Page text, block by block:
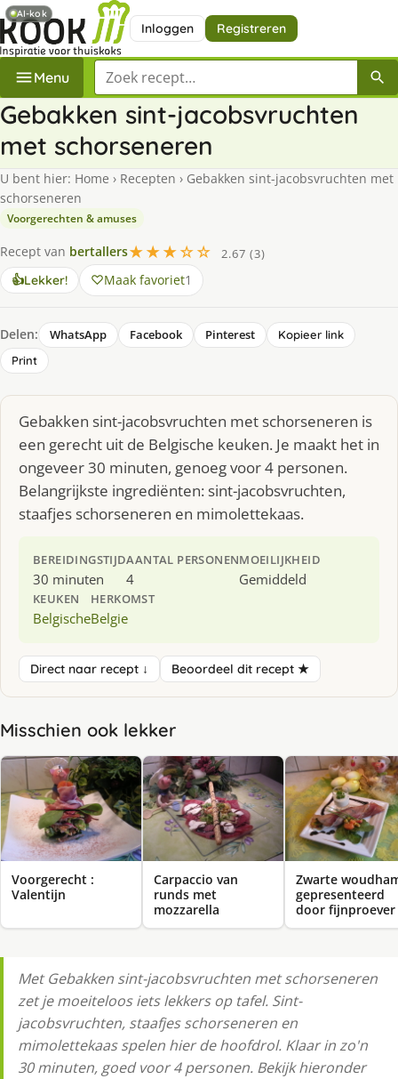
Inloggen Registreren
Menu Zoek een recept
Gebakken sint-jacobsvruchten
met schorseneren
U bent hier: Home › Recepten › Gebakken sint-jacobsvruchten met
schorseneren
Voorgerechten & amuses
Recept van bertallers★★★☆☆
2.67 (3)
👍Lekker! Maak favoriet1
Delen: WhatsApp Facebook Pinterest
Kopieer link
Print
Gebakken sint-jacobsvruchten met schorseneren is
een gerecht uit de Belgische keuken. Je maakt het in
ongeveer 30 minuten, genoeg voor 4 personen.
Belangrijkste ingrediënten: sint-jacobsvruchten,
staafjes schorseneren en mimolettekaas.
BEREIDINGSTIJD
30 minuten
AANTAL PERSONEN
4
MOEILIJKHEID
Gemiddeld
KEUKEN
Belgische
HERKOMST
Belgie
Direct naar recept ↓ Beoordeel dit recept ★
Misschien ook lekker
Voorgerecht :
Valentijn
Carpaccio van
runds met
mozzarella
Zwarte
gepresenteerd
door fijnproever
Met Gebakken sint-jacobsvruchten met schorseneren
zet je moeiteloos iets lekkers op tafel. Sint-
jacobsvruchten, staafjes schorseneren en
mimolettekaas spelen hier de hoofdrol. Klaar in zo'n
30 minuten, goed voor 4 personen. Bekijk hieronder
AI-kok